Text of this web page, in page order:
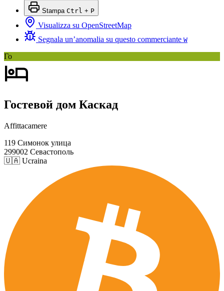
Stampa Ctrl + P
Visualizza su OpenStreetMap
Segnala un’anomalia su questo commerciante W
Го
Гостевой дом Каскад
Affittacamere
119 Симонок улица
299002 Севастополь
🇺🇦 Ucraina